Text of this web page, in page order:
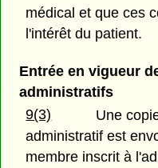
médical et que ces
l'intérêt du patient.
Entrée en vigueur
administratifs
9(3)
Une
administratif est
membre inscrit à